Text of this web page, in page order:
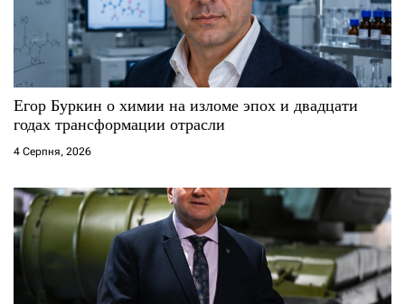
Егор Буркин о химии на изломе эпох и двадцати
годах трансформации отрасли
4 Серпня, 2026